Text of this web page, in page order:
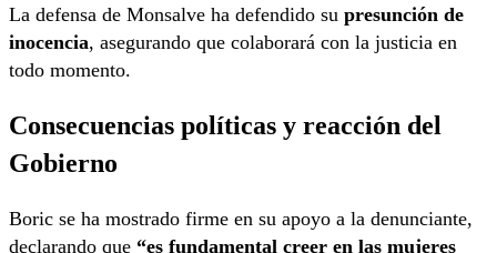
La defensa de Monsalve ha defendido su presunción de
inocencia, asegurando que colaborará con la justicia en
todo momento.
Consecuencias políticas y reacción del
Gobierno
Boric se ha mostrado firme en su apoyo a la denunciante,
declarando que “es fundamental creer en las mujeres